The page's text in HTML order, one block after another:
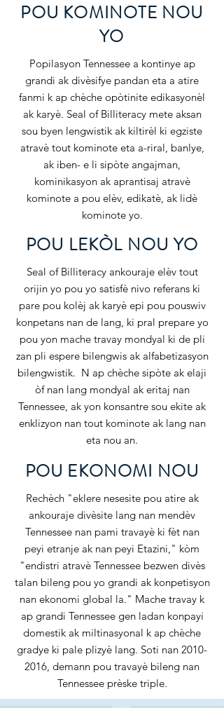
POU KOMINOTE NOU
YO
Popilasyon Tennessee a kontinye ap
grandi ak divèsifye pandan eta a atire
fanmi k ap chèche opòtinite edikasyonèl
ak karyè. Seal of Billiteracy mete aksan
sou byen lengwistik ak kiltirèl ki egziste
atravè tout kominote eta a-riral, banlye,
ak iben- e li sipòte angajman,
kominikasyon ak aprantisaj atravè
kominote a pou elèv, edikatè, ak lidè
kominote yo.
POU LEKÒL NOU YO
Seal of Billiteracy ankouraje elèv tout
orijin yo pou yo satisfè nivo referans ki
pare pou kolèj ak karyè epi pou pouswiv
konpetans nan de lang, ki pral prepare yo
pou yon mache travay mondyal ki de pli
zan pli espere bilengwis ak alfabetizasyon
bilengwistik. N ap chèche sipòte ak elaji
òf nan lang mondyal ak eritaj nan
Tennessee, ak yon konsantre sou ekite ak
enklizyon nan tout kominote ak lang nan
eta nou an.
POU EKONOMI NOU
Rechèch "eklere nesesite pou atire ak
ankouraje divèsite lang nan mendèv
Tennessee nan pami travayè ki fèt nan
peyi etranje ak nan peyi Etazini," kòm
"endistri atravè Tennessee bezwen divès
talan bileng pou yo grandi ak konpetisyon
nan ekonomi global la." Mache travay k
ap grandi Tennessee gen ladan konpayi
domestik ak miltinasyonal k ap chèche
gradye ki pale plizyè lang. Soti nan 2010-
2016, demann pou travayè bileng nan
Tennessee prèske triple.